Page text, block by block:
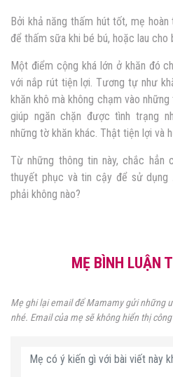
Bởi khả năng thấm hút tốt, mẹ
để thấm sữa khi bé bú, hoặc lau cho
Một điểm cộng khá lớn ở khăn đó
với nắp rút tiện lợi. Tương tự như
khăn khô mà không chạm vào
giúp ngăn chặn được tình trạng
những tờ khăn khác. Thật tiện lợi và
Từ những thông tin này, chắc
thuyết phục và tin cậy để sử dụng
phải không nào?
MẸ BÌNH LUẬN
Mẹ ghi lại email để Mamamy gửi những
nhé. Email của mẹ sẽ không hiển thị